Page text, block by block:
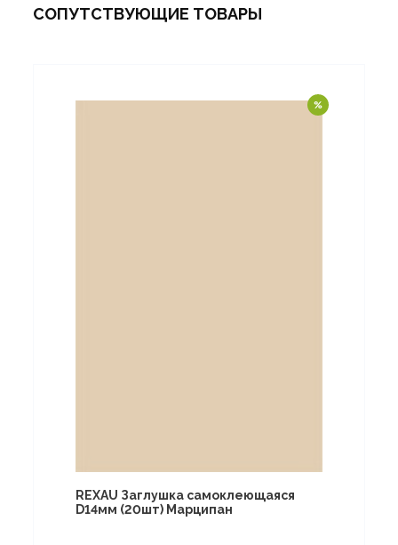
СОПУТСТВУЮЩИЕ ТОВАРЫ
REXAU Заглушка самоклеющаяся
D14мм (20шт) Марципан